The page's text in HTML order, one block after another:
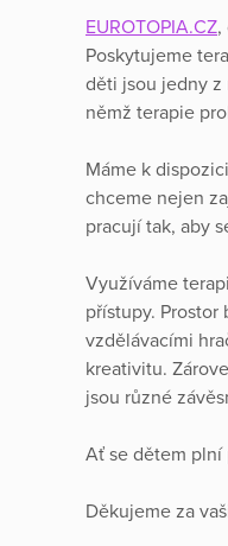
EUROTOPIA.CZ,
Poskytujeme
děti jsou jedny z
němž terapie
Máme k
chceme nejen
pracují tak, aby
Využíváme
přístupy.
vzdělávacími
kreativitu.
jsou různé
Ať se dětem plní
Děkujeme za